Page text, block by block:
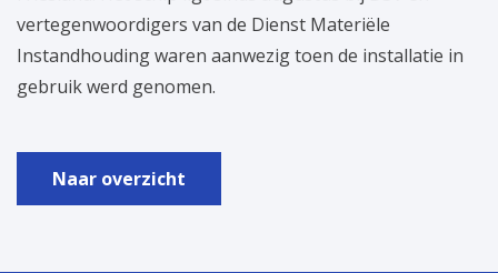
vertegenwoordigers van de Dienst Materiële
Instandhouding waren aanwezig toen de installatie in
gebruik werd genomen.
Naar overzicht